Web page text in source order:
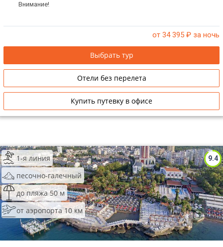
Внимание!
от 34 395 ₽ за ночь
Выбрать тур
Отели без перелета
Купить путевку в офисе
9.4
1-я линия
песочно-галечный
до пляжа 50 м
от аэропорта 10 км